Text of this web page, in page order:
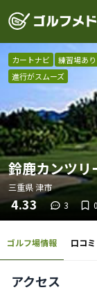
カートナビ 練習場あり
進行がスムーズ
鈴鹿カンツリ
三重県津市
4.33 3 0
ゴルフ場情報 口コミ
アクセス